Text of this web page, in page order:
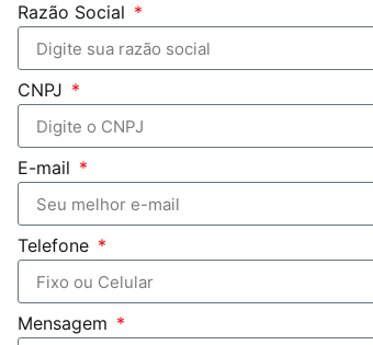
Razão Social
CNPJ
E-mail
Telefone
Mensagem